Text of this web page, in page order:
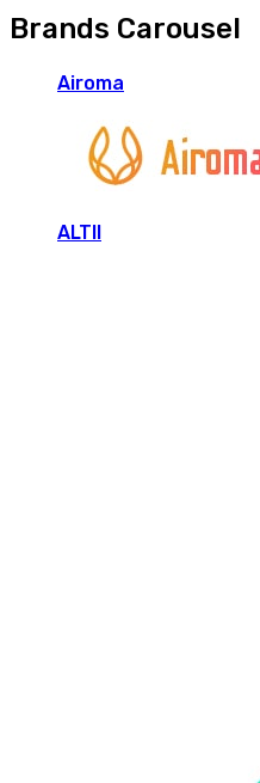
Brands Carousel
Airoma
ALTII